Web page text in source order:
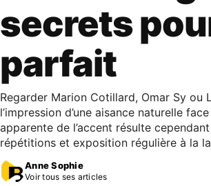
secrets
parfait
Regarder Marion Cotillard, Omar Sy ou
l’impression d’une aisance naturelle
apparente de l’accent résulte
répétitions et exposition régulière à la
Anne Sophie
Voir tous ses articles